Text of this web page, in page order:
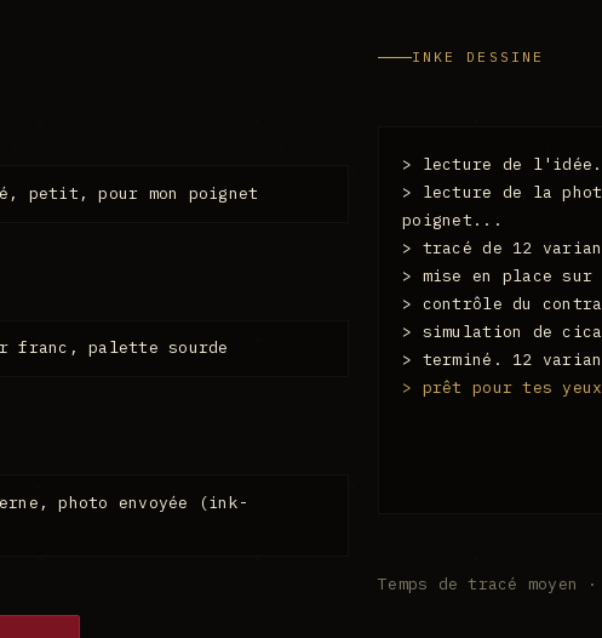
petit, pour mon poignet
franc, palette sourde
photo envoyée (ink-
INKE DESSINE
> lecture de
> lecture de la
poignet...
> tracé de 12
> mise en place
> contrôle du
> simulation de
> terminé. 12
> prêt pour tes
Temps de tracé moyen